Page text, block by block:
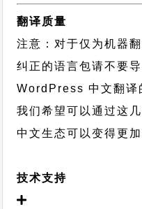
翻译质量
注意：对于仅为机器
纠正的语言包请不要
WordPress 中文翻译
我们希望可以通过这
中文生态可以变得更加
技术支持